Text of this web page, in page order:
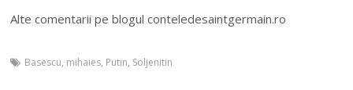
Alte comentarii pe blogul conteledesaintgermain.ro
Basescu, mihaies, Putin, Soljenitin